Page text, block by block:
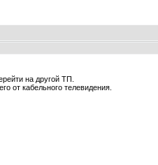
на другой ТП.
от кабельного телевидения.